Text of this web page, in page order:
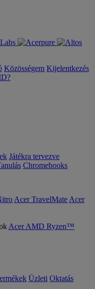
Közösségem Kijelentkezés
Játékra tervezve
Chromebooks
Acer TravelMate Acer
Acer AMD Ryzen™
Üzleti Oktatás